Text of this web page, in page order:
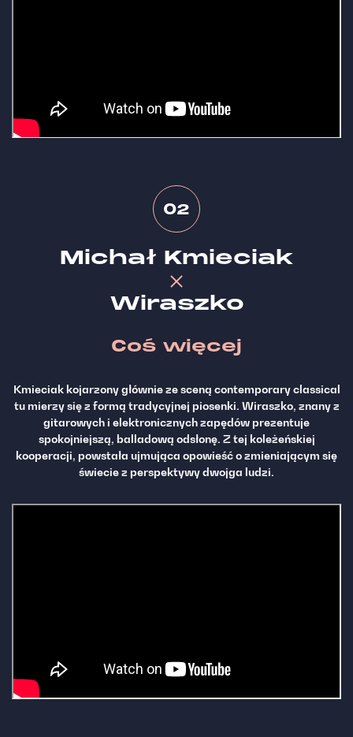
02
Michał Kmieciak
Wiraszko
Coś więcej
Kmieciak kojarzony głównie ze sceną contemporary classical
tu mierzy się z formą tradycyjnej piosenki. Wiraszko, znany z
gitarowych i elektronicznych zapędów prezentuje
spokojniejszą, balladową odsłonę. Z tej koleżeńskiej
kooperacji, powstała ujmująca opowieść o zmieniającym się
świecie z perspektywy dwojga ludzi.